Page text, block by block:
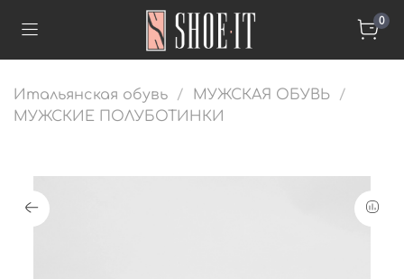
0
Итальянская обувь
МУЖСКАЯ ОБУВЬ
МУЖСКИЕ ПОЛУБОТИНКИ